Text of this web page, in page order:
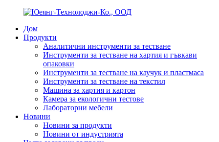
Дом
Продукти
Аналитични инструменти за тестване
Инструменти за тестване на хартия и гъвкави
опаковки
Инструменти за тестване на каучук и пластмаса
Инструменти за тестване на текстил
Машина за хартия и картон
Камера за екологични тестове
Лабораторни мебели
Новини
Новини за продукти
Новини от индустрията